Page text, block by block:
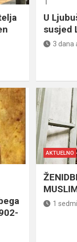
U
susjed
3 dana
AKTUELNO
1